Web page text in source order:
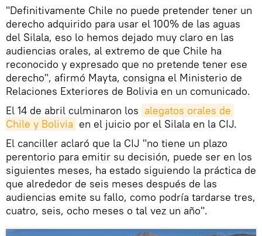
"Definitivamente Chile no puede pretender tener un
derecho adquirido para usar el 100% de las aguas
del Silala, eso lo hemos dejado muy claro en las
audiencias orales, al extremo de que Chile ha
reconocido y expresado que no pretende tener ese
derecho", afirmó Mayta, consigna el Ministerio de
Relaciones Exteriores de Bolivia en un comunicado.
El 14 de abril culminaron los alegatos orales de
Chile y Bolivia en el juicio por el Silala en la CIJ.
El canciller aclaró que la CIJ "no tiene un plazo
perentorio para emitir su decisión, puede ser en los
siguientes meses, ha estado siguiendo la práctica de
que alrededor de seis meses después de las
audiencias emite su fallo, como podría tardarse tres,
cuatro, seis, ocho meses o tal vez un año".